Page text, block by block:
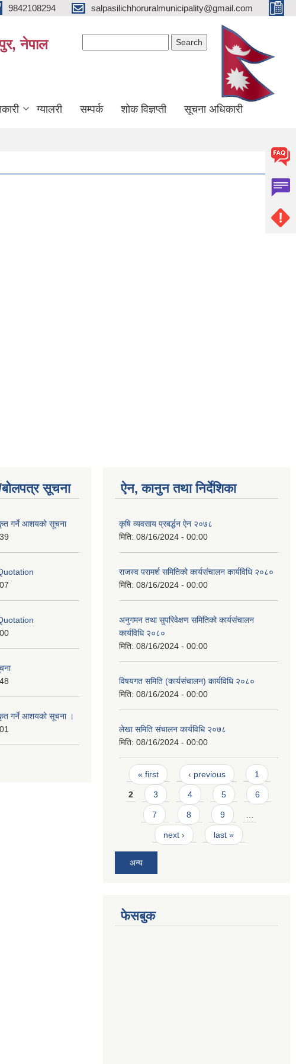
9842108294 salpasilichhoruralmunicipality@gmail.com
नेपाल
ग्यालरी सम्पर्क शोक विज्ञप्ती सूचना अधिकारी
बोलपत्र सूचना
गर्ने आशयको सूचना
गर्ने आशयको सूचना ।
ऐन, कानुन तथा निर्देशिका
कृषि व्यवसाय प्रबर्द्धन ऐन २०७८
मिति: 08/16/2024 - 00:00
राजस्व परामर्श समितिको कार्यसंचालन कार्यविधि २०८०
मिति: 08/16/2024 - 00:00
अनुगमन तथा सुपरिवेक्षण समितिको कार्यसंचालन
कार्यविधि २०८०
मिति: 08/16/2024 - 00:00
विषयगत समिति (कार्यसंचालन) कार्यविधि २०८०
मिति: 08/16/2024 - 00:00
लेखा समिति संचालन कार्यविधि २०७८
मिति: 08/16/2024 - 00:00
Pages
« first ‹ previous 1
2 3 4 5 6
7 8 9 …
next › last »
अन्य
फेसबुक